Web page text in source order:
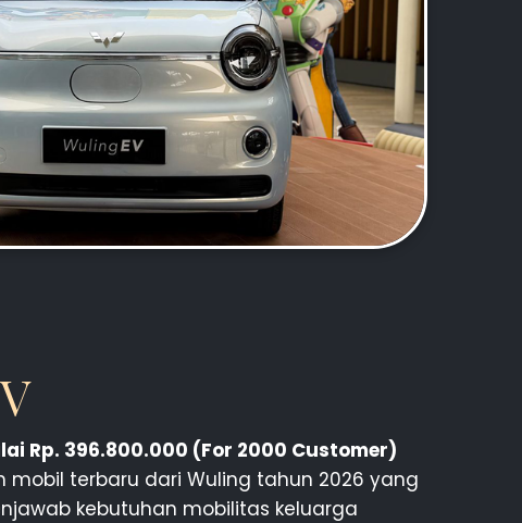
Rp. 396.800.000 (For 2000 Customer)
mobil terbaru dari Wuling tahun 2026 yang
kebutuhan mobilitas keluarga